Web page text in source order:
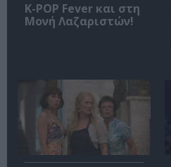
K-POP Fever και στη
Μονή Λαζαριστών!